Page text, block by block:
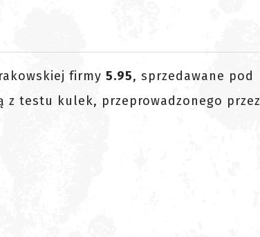
firmy 5.95, sprzedawane pod
z testu kulek, przeprowadzonego przez